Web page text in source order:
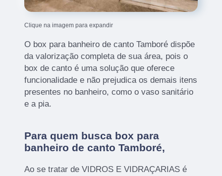
Clique na imagem para expandir
O box para banheiro de canto Tamboré dispõe
da valorização completa de sua área, pois o
box de canto é uma solução que oferece
funcionalidade e não prejudica os demais itens
presentes no banheiro, como o vaso sanitário
e a pia.
Para quem busca box para
banheiro de canto Tamboré,
Ao se tratar de VIDROS E VIDRAÇARIAS é